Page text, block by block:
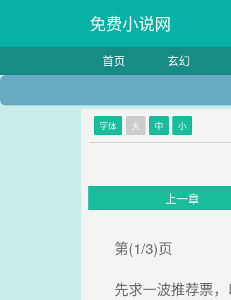
免费小说网
首页 玄幻
字体 大 中 小
上一章
第(1/3)页
先求一波推荐票，